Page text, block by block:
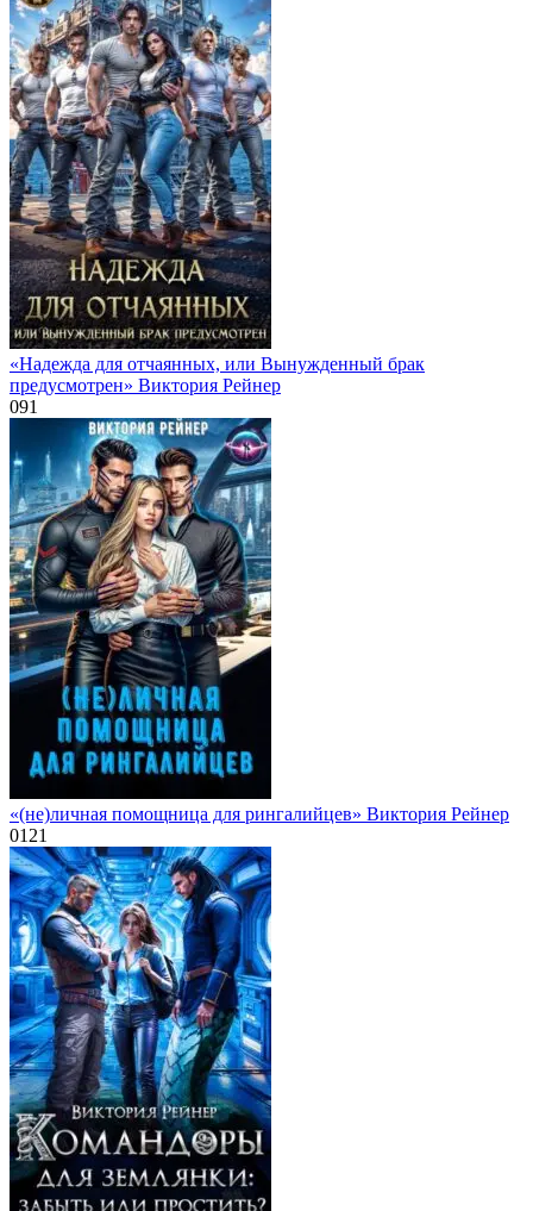
«Надежда для отчаянных, или Вынужденный брак
предусмотрен» Виктория Рейнер
091
«(не)личная помощница для рингалийцев» Виктория Рейнер
0121